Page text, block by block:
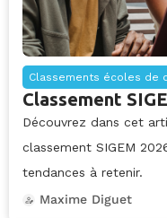
Classements écoles de
Classement
Découvrez dans cet
classement SIGEM
tendances à retenir.
Maxime Diguet